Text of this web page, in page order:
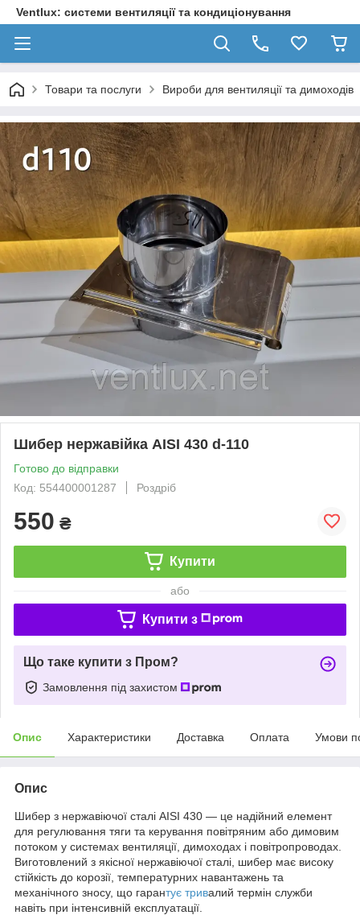
Ventlux: системи вентиляції та кондиціонування
Товари та послуги Вироби для вентиляції та димоходів
Шибер нержавійка AISI 430 d-110
Готово до відправки
Код: 554400001287
Роздріб
550 ₴
Купити
або
Купити з
Що таке купити з Пром?
Замовлення під захистом
Опис Характеристики Доставка Оплата Умови
Опис
Шибер з нержавіючої сталі AISI 430 — це надійний елемент
для регулювання тяги та керування повітряним або димовим
потоком у системах вентиляції, димоходах і повітропроводах.
Виготовлений з якісної нержавіючої сталі, шибер має високу
стійкість до корозії, температурних навантажень та
механічного зносу, що гарантує тривалий термін служби
навіть при інтенсивній експлуатації.